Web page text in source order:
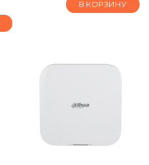
В КОРЗИНУ